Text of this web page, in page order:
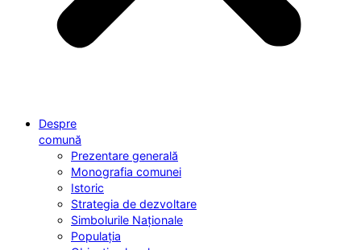
Despre
comună
Prezentare generală
Monografia comunei
Istoric
Strategia de dezvoltare
Simbolurile Naționale
Populația